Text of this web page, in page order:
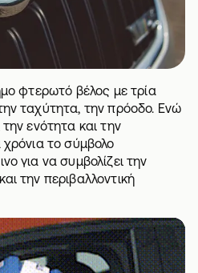
φτερωτό βέλος με τρία
ταχύτητα, την πρόοδο. Ενώ
ενότητα και την
το σύμβολο
για να συμβολίζει την
την περιβαλλοντική